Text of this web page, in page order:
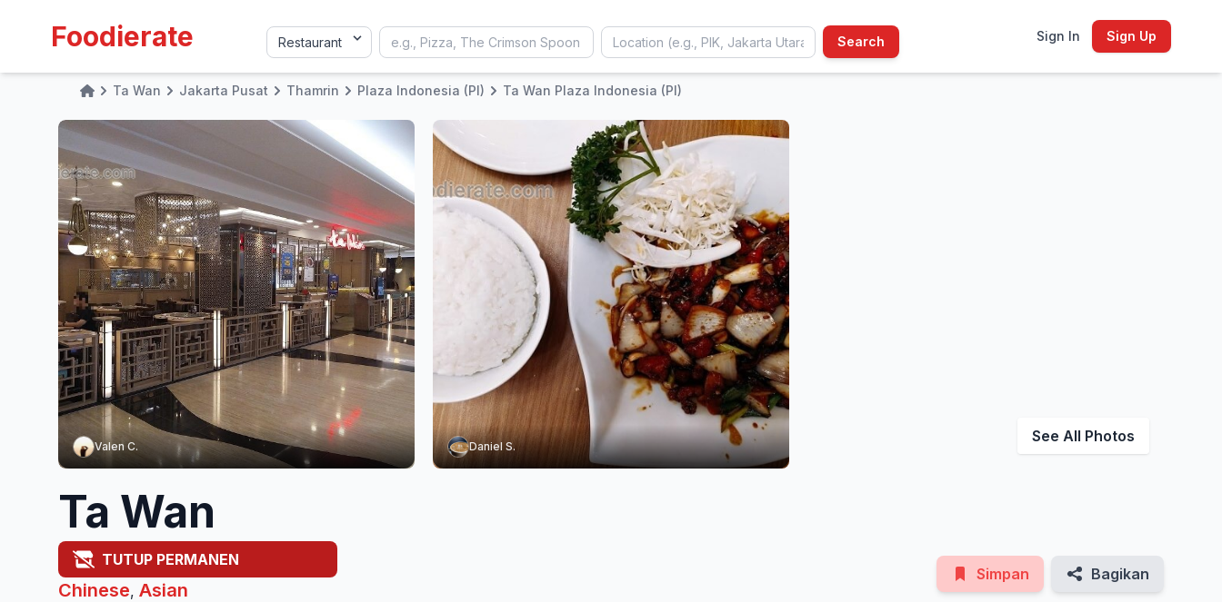
Foodierate Search Sign In Sign Up
Home Ta Wan Jakarta Pusat Thamrin Plaza Indonesia (PI) Ta Wan Plaza Indonesia (PI)
Valen C. Daniel S.
See All Photos
Ta Wan
TUTUP PERMANEN
Chinese, Asian
Simpan Bagikan